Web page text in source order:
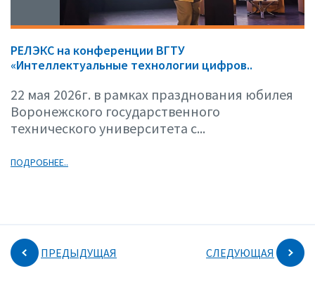
РЕЛЭКС на конференции ВГТУ
«Интеллектуальные технологии цифров..
22 мая 2026г. в рамках празднования юбилея
Воронежского государственного
технического университета с...
ПОДРОБНЕЕ..
ПРЕДЫДУЩАЯ СЛЕДУЮЩАЯ